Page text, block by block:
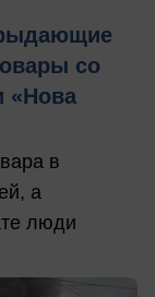
со
«Нова
в
а
люди